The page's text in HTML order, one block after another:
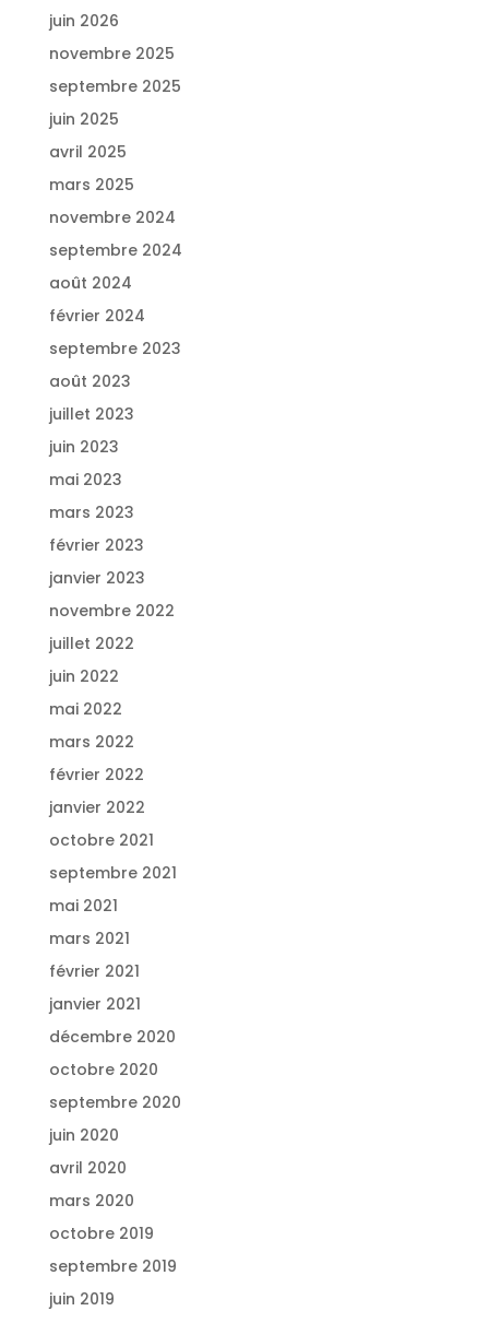
juin 2026
novembre 2025
septembre 2025
juin 2025
avril 2025
mars 2025
novembre 2024
septembre 2024
août 2024
février 2024
septembre 2023
août 2023
juillet 2023
juin 2023
mai 2023
mars 2023
février 2023
janvier 2023
novembre 2022
juillet 2022
juin 2022
mai 2022
mars 2022
février 2022
janvier 2022
octobre 2021
septembre 2021
mai 2021
mars 2021
février 2021
janvier 2021
décembre 2020
octobre 2020
septembre 2020
juin 2020
avril 2020
mars 2020
octobre 2019
septembre 2019
juin 2019